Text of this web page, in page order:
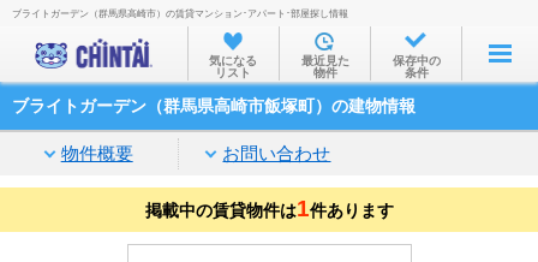
お部屋を探す
沿線・駅から
住所から
家賃相場から
通勤通学時間から
ブライトガーデン（群馬県高崎市）の賃貸マンション･アパート･部屋探し情報
気になる
リスト
最近見た
物件
保存中の
条件
ブライトガーデン（群馬県高崎市飯塚町）の建物情報
物件概要 お問い合わせ
掲載中の賃貸物件は1件あります